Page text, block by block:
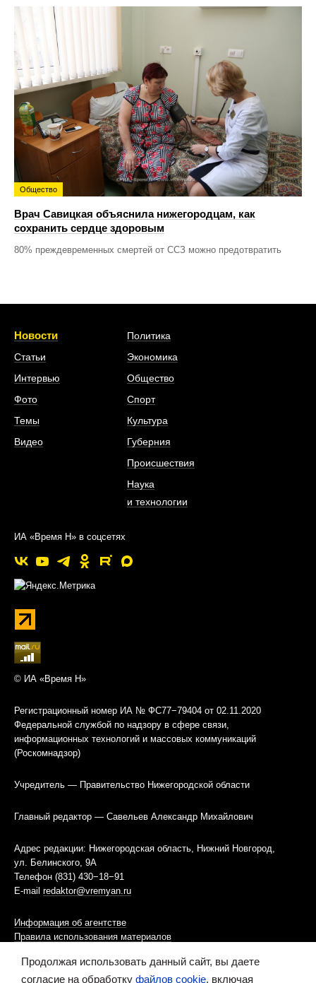
Общество
Врач Савицкая объяснила нижегородцам, как
сохранить сердце здоровым
80% преждевременных смертей от ССЗ можно предотвратить
Новости
Статьи
Интервью
Фото
Темы
Видео
Политика
Экономика
Общество
Спорт
Культура
Губерния
Происшествия
Наука
и технологии
ИА «Время Н» в соцсетях
© ИА «Время Н»
Регистрационный номер ИА № ФС77−79404 от 02.11.2020
Федеральной службой по надзору в сфере связи,
информационных технологий и массовых коммуникаций
(Роскомнадзор)
Учредитель — Правительство Нижегородской области
Главный редактор — Савельев Александр Михайлович
Адрес редакции: Нижегородская область, Нижний Новгород,
ул. Белинского, 9А
Телефон (831) 430−18−91
E-mail redaktor@vremyan.ru
Информация об агентстве
Правила использования материалов
Информационная политика использования «cookies»-файлов
Продолжая использовать данный сайт, вы даете
согласие на обработку файлов cookie, включая